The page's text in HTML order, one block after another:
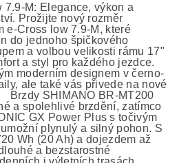
7.9-M: Elegance, výkon a
Prožijte nový rozměr
e-Cross low 7.9-M, které
do jednoho špičkového
a volbou velikosti rámu 17"
a styl pro každého jezdce.
moderním designem v černo-
ale také vás přivede na nové
Brzdy SHIMANO BR-MT200
a spolehlivé brzdění, zatímco
GX Power Plus s točivým
plynulý a silný pohon. S
Wh (20 Ah) a dojezdem až
a bezstarostné